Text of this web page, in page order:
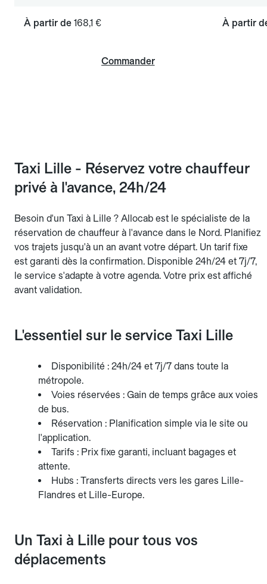
À partir de 168,1 €
Commander
À partir
Taxi Lille - Réservez votre chauffeur
privé à l'avance, 24h/24
Besoin d'un Taxi à Lille ? Allocab est le spécialiste de la
réservation de chauffeur à l'avance dans le Nord. Planifiez
vos trajets jusqu'à un an avant votre départ. Un tarif fixe
est garanti dès la confirmation. Disponible 24h/24 et 7j/7,
le service s'adapte à votre agenda. Votre prix est affiché
avant validation.
L'essentiel sur le service Taxi Lille
Disponibilité : 24h/24 et 7j/7 dans toute la
métropole.
Voies réservées : Gain de temps grâce aux voies
de bus.
Réservation : Planification simple via le site ou
l'application.
Tarifs : Prix fixe garanti, incluant bagages et
attente.
Hubs : Transferts directs vers les gares Lille-
Flandres et Lille-Europe.
Un Taxi à Lille pour tous vos
déplacements